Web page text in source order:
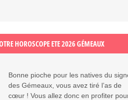
HOROSCOPE ETE 2026 GÉMEAUX
Bonne pioche pour les natives du
des Gémeaux, vous avez tiré l’as de
cœur ! Vous allez donc en profiter